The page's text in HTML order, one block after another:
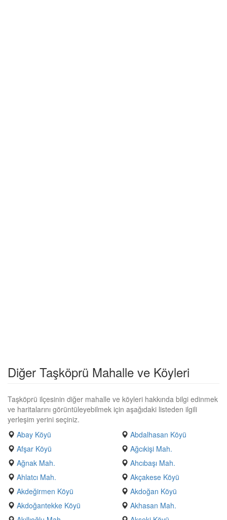
Diğer Taşköprü Mahalle ve Köyleri
Taşköprü ilçesinin diğer mahalle ve köyleri hakkında bilgi edinmek
ve haritalarını görüntüleyebilmek için aşağıdaki listeden ilgili
yerleşim yerini seçiniz.
Abay Köyü
Abdalhasan Köyü
Afşar Köyü
Ağcıkişi Mah.
Ağnak Mah.
Ahcıbaşı Mah.
Ahlatcı Mah.
Akçakese Köyü
Akdeğirmen Köyü
Akdoğan Köyü
Akdoğantekke Köyü
Akhasan Mah.